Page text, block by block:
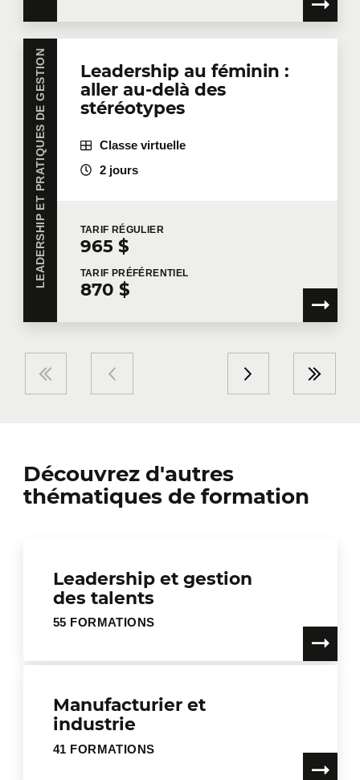
LEADERSHIP ET PRATIQUES DE GESTION
Leadership au féminin :
aller au-delà des
stéréotypes
Classe virtuelle
2 jours
TARIF RÉGULIER
965 $
TARIF PRÉFÉRENTIEL
870 $
Découvrez d'autres
thématiques de formation
Leadership et gestion
des talents
55 FORMATIONS
Manufacturier et
industrie
41 FORMATIONS